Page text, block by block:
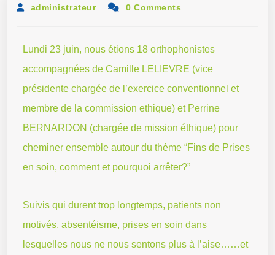
administrateur 0 Comments
Lundi 23 juin, nous étions 18 orthophonistes
accompagnées de Camille LELIEVRE (vice
présidente chargée de l’exercice conventionnel et
membre de la commission ethique) et Perrine
BERNARDON (chargée de mission éthique) pour
cheminer ensemble autour du thème “Fins de Prises
en soin, comment et pourquoi arrêter?”
Suivis qui durent trop longtemps, patients non
motivés, absentéisme, prises en soin dans
lesquelles nous ne nous sentons plus à l’aise……et